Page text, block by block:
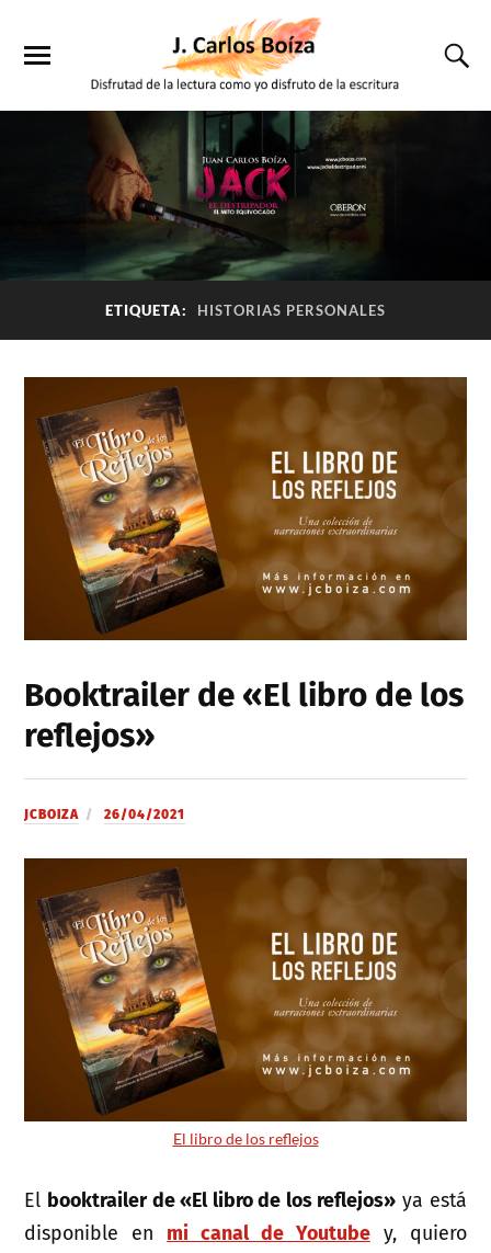
ETIQUETA: HISTORIAS PERSONALES
Booktrailer de «El libro de los
reflejos»
JCBOIZA 26/04/2021
El libro de los reflejos
El booktrailer de «El libro de los reflejos» ya está
disponible en mi canal de Youtubey, quiero